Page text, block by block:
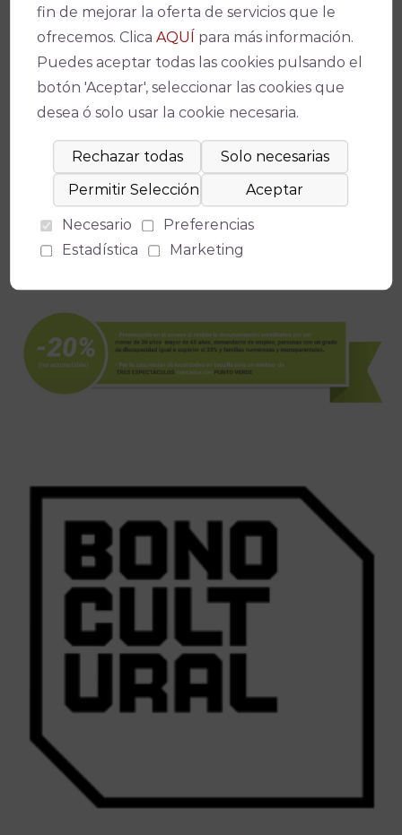
fin de mejorar la oferta de servicios que le
ofrecemos. ClicaAQUÍ para más información.
Puedes aceptar todas las cookies pulsando el
botón 'Aceptar', seleccionar las cookies que
desea ó solo usar la cookie necesaria.
Necesario
Preferencias
Estadística
Marketing